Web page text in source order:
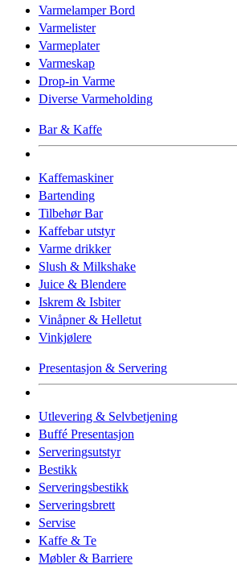
Varmelamper Bord
Varmelister
Varmeplater
Varmeskap
Drop-in Varme
Diverse Varmeholding
Bar & Kaffe
Kaffemaskiner
Bartending
Tilbehør Bar
Kaffebar utstyr
Varme drikker
Slush & Milkshake
Juice & Blendere
Iskrem & Isbiter
Vinåpner & Helletut
Vinkjølere
Presentasjon & Servering
Utlevering & Selvbetjening
Buffé Presentasjon
Serveringsutstyr
Bestikk
Serveringsbestikk
Serveringsbrett
Servise
Kaffe & Te
Møbler & Barriere